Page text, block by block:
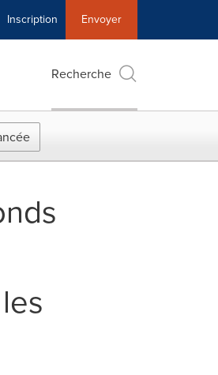
Inscription Envoyer
Recherche